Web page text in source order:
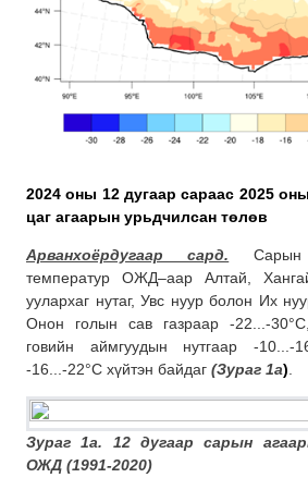
2024 оны 12 дугаар сараас 2025
цаг агаарын урьдчилсан төлөв
Арванхоёрдугаар сард. Сарын
температур ОЖД–аар Алтай,
уулархаг нутаг, Увс нуур болон Их
Онон голын сав газраар -22...-
говийн аймгуудын нутгаар -10...-
-16...-22°C хүйтэн байдаг (Зураг 1а)
Зураг 1а. 12 дугаар сарын
ОЖД (1991-2020)